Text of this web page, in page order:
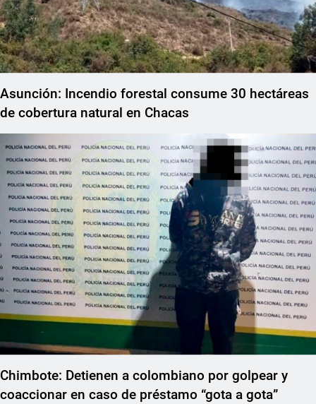
Asunción: Incendio forestal consume 30 hectáreas
de cobertura natural en Chacas
Chimbote: Detienen a colombiano por golpear y
coaccionar en caso de préstamo “gota a gota”